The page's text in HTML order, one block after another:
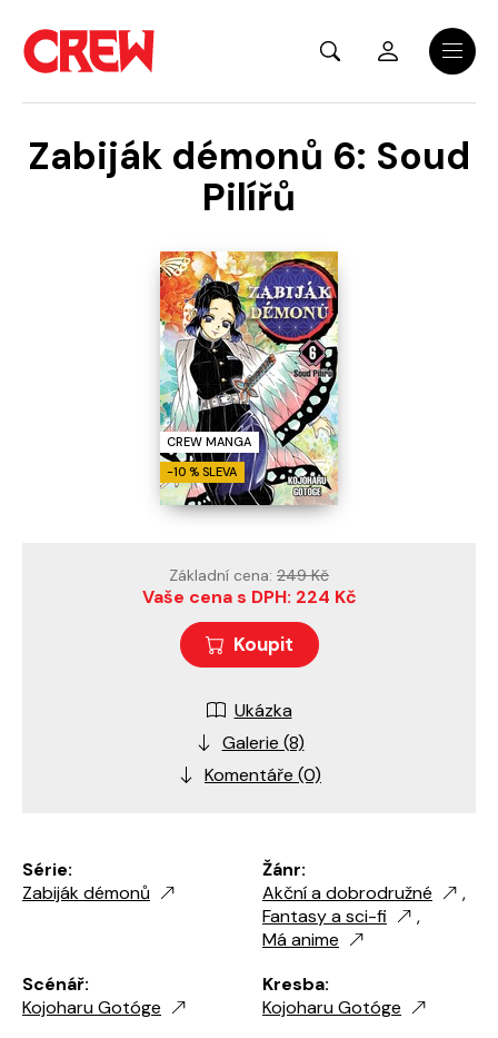
Menu
Zabiják démonů 6: Soud
Pilířů
CREW MANGA
-10 % SLEVA
Série:
Zabiják démonů
Žánr:
Akční a dobrodružné
,
Fantasy a sci-fi
,
Má anime
Scénář:
Kojoharu Gotóge
Kresba:
Kojoharu Gotóge
Základní cena: 249 Kč
Vaše cena s DPH: 224 Kč
Koupit
Ukázka
Galerie (8)
Komentáře (0)